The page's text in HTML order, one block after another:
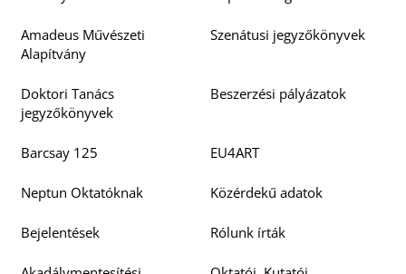
Amadeus Művészeti
Alapítvány
Szenátusi jegyzőkönyvek
Doktori Tanács
jegyzőkönyvek
Beszerzési pályázatok
Barcsay 125 EU4ART
Neptun Oktatóknak Közérdekű adatok
Bejelentések Rólunk írták